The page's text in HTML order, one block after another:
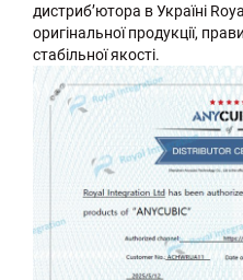
дистриб’ютора в Україні
оригінальної продукції,
стабільної якості.